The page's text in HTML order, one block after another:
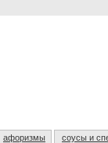
афоризмы соусы и